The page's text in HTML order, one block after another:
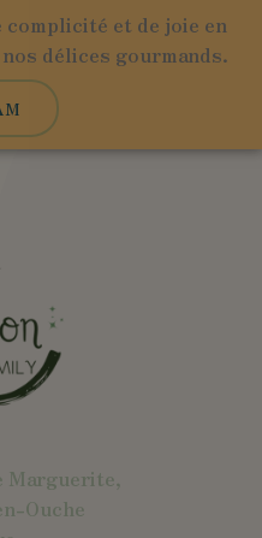
complicité et de joie en
délices gourmands.
Marguerite,
Ouche